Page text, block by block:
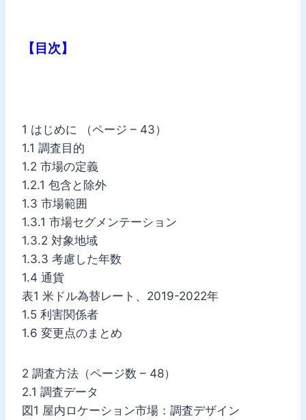
【目次】
1 はじめに （ページ – 43）
1.1 調査目的
1.2 市場の定義
1.2.1 包含と除外
1.3 市場範囲
1.3.1 市場セグメンテーション
1.3.2 対象地域
1.3.3 考慮した年数
1.4 通貨
表1 米ドル為替レート、2019-2022年
1.5 利害関係者
1.6 変更点のまとめ
2 調査方法（ページ数 – 48）
2.1 調査データ
図1 屋内ロケーション市場：調査デザイン